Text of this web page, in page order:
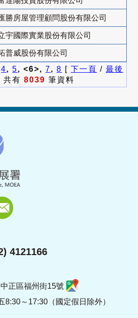
勝房屋管理顧問股份有限公司
宇國際實業股份有限公司
普威股份有限公司
4, 5, <6>, 7, 8 [ 下一頁 / 最後
共有 8039 筆資料
4121166
正區福州街15號
8:30～17:30（國定假日除外）